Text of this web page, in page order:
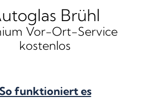
Brühl
Vor-Ort-Service
kostenlos
funktioniert es